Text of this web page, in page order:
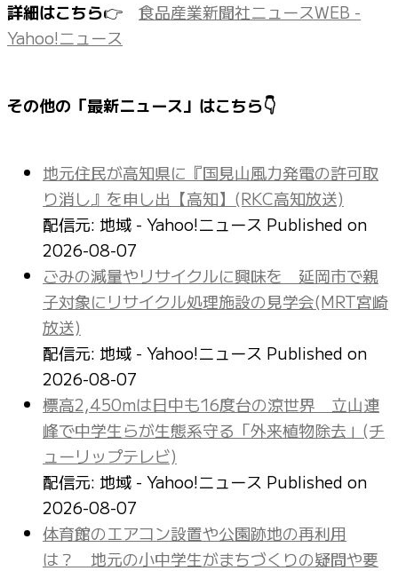
詳細はこちら👉 食品産業新聞社ニュースWEB -
Yahoo!ニュース
その他の「最新ニュース」はこちら👇
地元住民が高知県に『国見山風力発電の許可取
り消し』を申し出【高知】(RKC高知放送)
配信元: 地域 - Yahoo!ニュース Published on
2026-08-07
ごみの減量やリサイクルに興味を 延岡市で親
子対象にリサイクル処理施設の見学会(MRT宮崎
放送)
配信元: 地域 - Yahoo!ニュース Published on
2026-08-07
標高2,450mは日中も16度台の涼世界 立山連
峰で中学生らが生態系守る「外来植物除去」(チ
ューリップテレビ)
配信元: 地域 - Yahoo!ニュース Published on
2026-08-07
体育館のエアコン設置や公園跡地の再利用
は？ 地元の小中学生がまちづくりの疑問や要